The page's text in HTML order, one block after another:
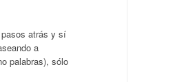
atrás y sí
a
palabras), sólo